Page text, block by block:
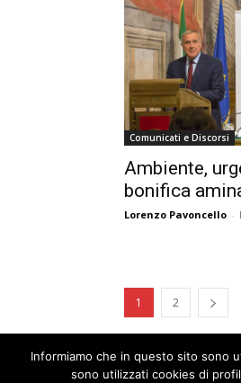
Comunicati e Discorsi
Ambiente,
bonifica
Lorenzo Pavoncello -
1 2
Informiamo che in questo sito sono
sono utilizzati cookies di